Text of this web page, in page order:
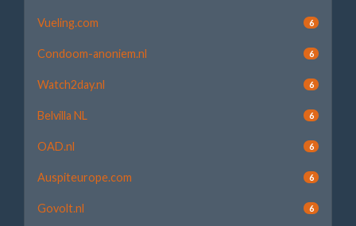
Vueling.com 6
Condoom-anoniem.nl 6
Watch2day.nl 6
Belvilla NL 6
OAD.nl 6
Auspiteurope.com 6
Govolt.nl 6